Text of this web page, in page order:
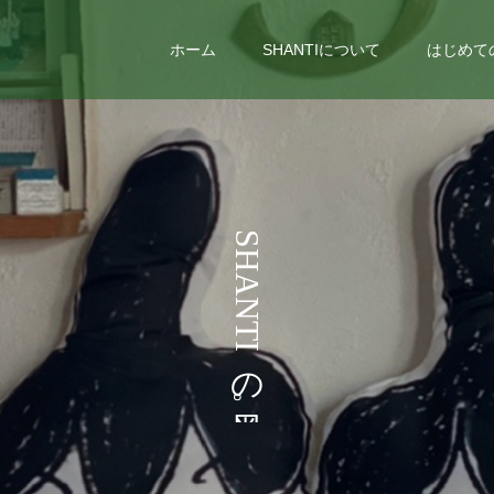
ホーム SHANTIについて はじめて
S
H
A
N
T
I
の
。
う
こ